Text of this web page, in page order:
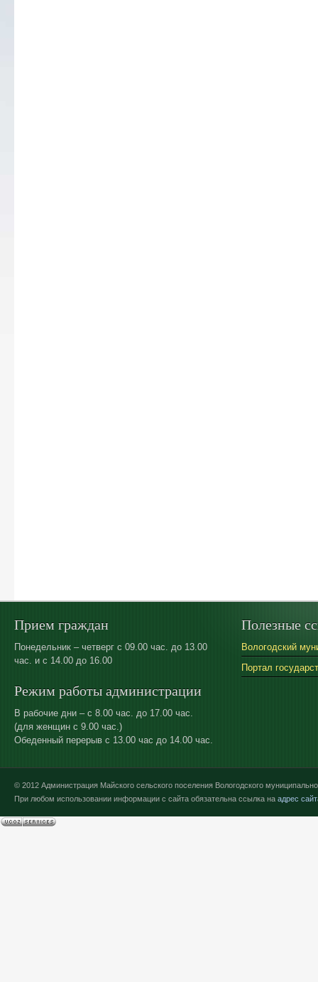
Прием граждан
Понедельник – четверг с 09.00 час. до 13.00
час. и с 14.00 до 16.00
Режим работы администрации
В рабочие дни – с 8.00 час. до 17.00 час.
(для женщин с 9.00 час.)
Обеденный перерыв с 13.00 час до 14.00 час.
Полезные
Вологодский
Портал
© 2012 Администрация Майского сельского поселения Вологодского
При любом использовании информации с сайта обязательна ссылка на адрес